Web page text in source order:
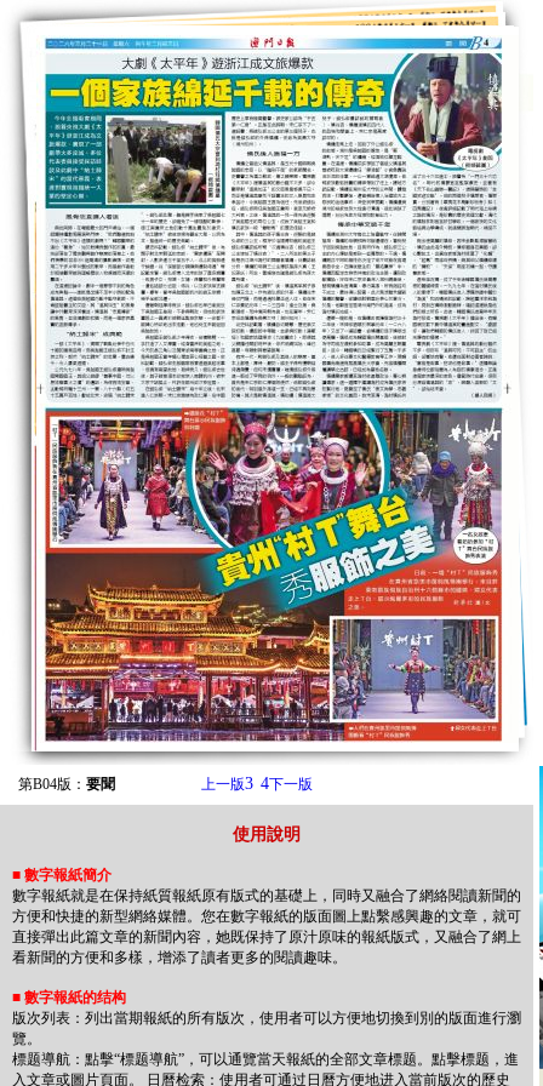
使用說明
■ 數字報紙簡介
數字報紙就是在保持紙質報紙原有版式的基礎上，同時又融合了網絡閱讀新聞的
方便和快捷的新型網絡媒體。您在數字報紙的版面圖上點繫感興趣的文章，就可
直接彈出此篇文章的新聞內容，她既保持了原汁原味的報紙版式，又融合了網上
看新聞的方便和多樣，增添了讀者更多的閱讀趣味。
■ 數字報紙的结构
版次列表：列出當期報紙的所有版次，使用者可以方便地切換到別的版面進行瀏
覽。
標题導航：點擊“標题導航”，可以通覽當天報紙的全部文章標题。點擊標题，進
入文章或圖片頁面。 日曆检索：使用者可通过日曆方便地进入當前版次的歷史
第B04版： 要聞 上一版3 4下一版